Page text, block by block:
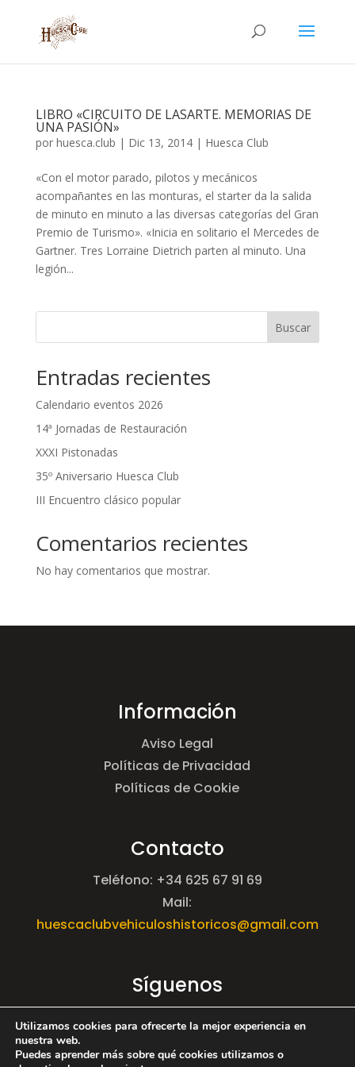
LIBRO «CIRCUITO DE LASARTE. MEMORIAS DE
UNA PASIÓN»
por huesca.club | Dic 13, 2014| Huesca Club
«Con el motor parado, pilotos y mecánicos
acompañantes en las monturas, el starter da la salida
de minuto en minuto a las diversas categorías del Gran
Premio de Turismo». «Inicia en solitario el Mercedes de
Gartner. Tres Lorraine Dietrich parten al minuto. Una
legión...
Buscar
Entradas recientes
Calendario eventos 2026
14ª Jornadas de Restauración
XXXI Pistonadas
35º Aniversario Huesca Club
III Encuentro clásico popular
Comentarios recientes
No hay comentarios que mostrar.
Información
Aviso Legal
Políticas de Privacidad
Políticas de Cookie
Contacto
Teléfono: +34 625 67 91 69
Mail:
huescaclubvehiculoshistoricos@gmail.com
Síguenos
Utilizamos cookies para ofrecerte la mejor experiencia en
nuestra web.
Puedes aprender más sobre qué cookies utilizamos o